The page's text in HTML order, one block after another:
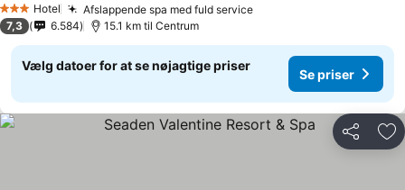
3 StjernerHotel Afslappende spa med fuld service
7,3 6.584 15.1 km til Centrum
Vælg datoer for at se nøjagtige priser
Se priser
Del